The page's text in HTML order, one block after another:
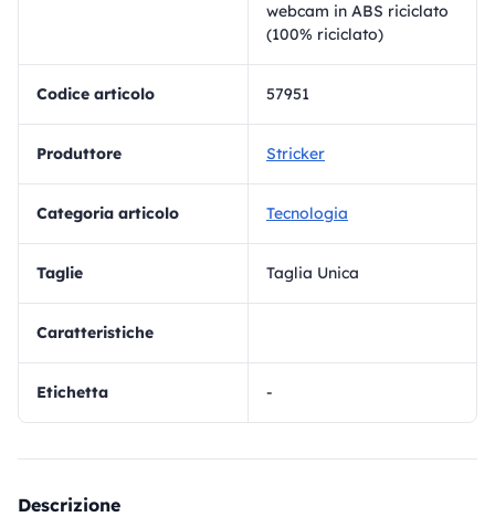
webcam in ABS riciclato
(100% riciclato)
Codice articolo 57951
Produttore Stricker
Categoria articolo Tecnologia
Taglie Taglia Unica
Caratteristiche
Etichetta -
Descrizione